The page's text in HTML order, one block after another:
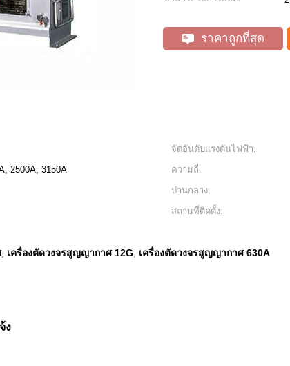
ราคาถูกที่สุด
จัดอันดับแรงดันไฟฟ้า:
2500A, 3150A ความถี่:
ปานกลาง:
สถานที่ติดตั้ง:
, เครื่องตัดวงจรสูญญากาศ 12G, เครื่องตัดวงจรสูญญากาศ 630A
ง